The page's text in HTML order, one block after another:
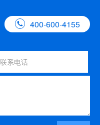
 400-600-4155